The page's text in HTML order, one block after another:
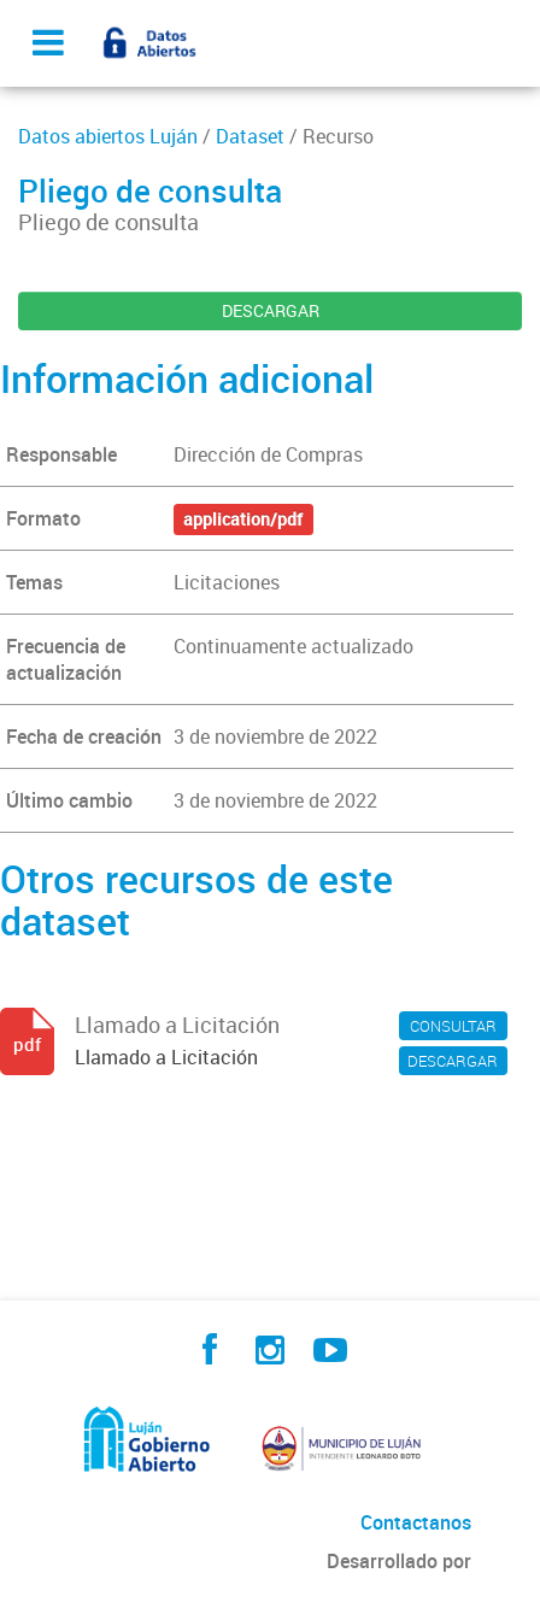
Datos abiertos Luján / Dataset / Recurso
Pliego de consulta
Pliego de consulta
DESCARGAR
Información adicional
Responsable Dirección de Compras
Formato application/pdf
Temas Licitaciones
Frecuencia de
actualización
Continuamente actualizado
Fecha de creación 3 de noviembre de 2022
Último cambio 3 de noviembre de 2022
Otros recursos de este
dataset
CONSULTAR
DESCARGAR
Llamado a Licitación
Llamado a Licitación
pdf
Contactanos
Desarrollado por